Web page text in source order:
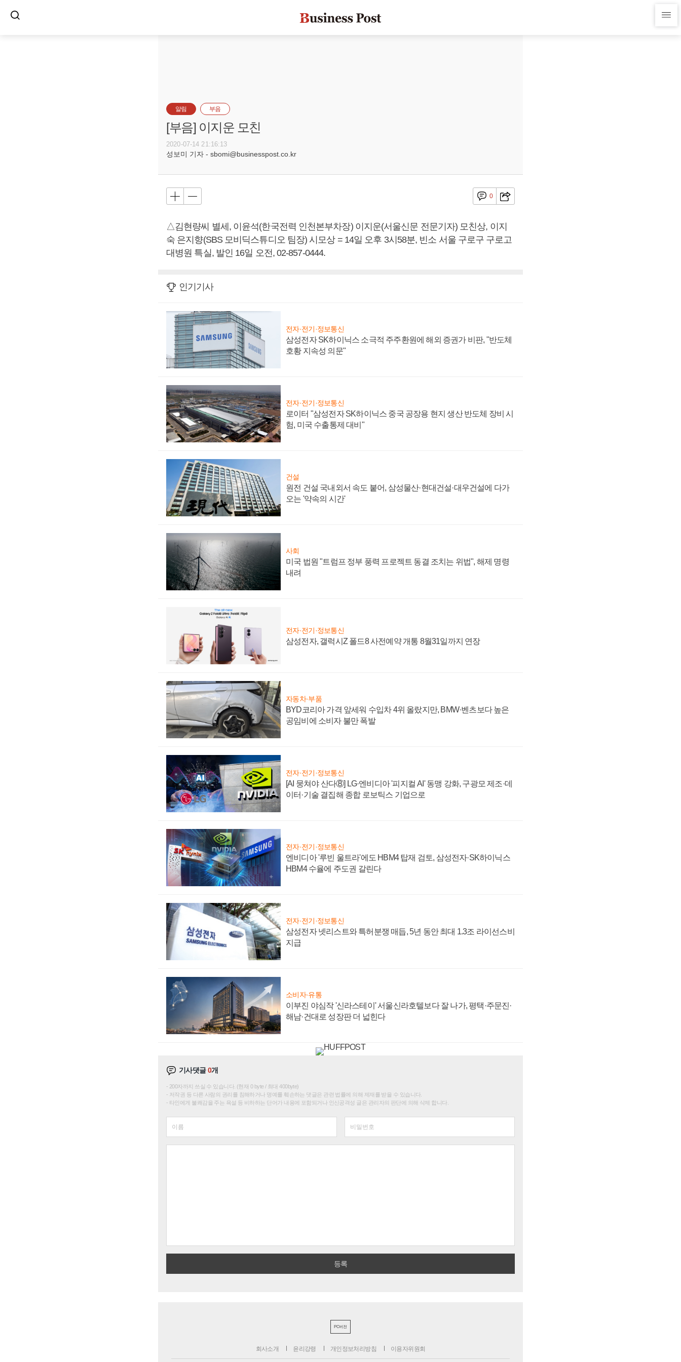
알림 부음
[부음] 이지운 모친
2020-07-14 21:16:13
성보미 기자 - sbomi@businesspost.co.kr
0
△김현량씨 별세, 이윤석(한국전력 인천본부차장) 이지운(서울신문 전문기자) 모친상, 이지
숙 은지향(SBS 모비딕스튜디오 팀장) 시모상 = 14일 오후 3시58분, 빈소 서울 구로구 구로고
대병원 특실, 발인 16일 오전, 02-857-0444.
인기기사
전자·전기·정보통신
삼성전자 SK하이닉스 소극적 주주환원에 해외 증권가 비판, "반도체
호황 지속성 의문"
전자·전기·정보통신
로이터 "삼성전자 SK하이닉스 중국 공장용 현지 생산 반도체 장비 시
험, 미국 수출통제 대비"
건설
원전 건설 국내외서 속도 붙어, 삼성물산·현대건설·대우건설에 다가
오는 '약속의 시간'
사회
미국 법원 "트럼프 정부 풍력 프로젝트 동결 조치는 위법", 해제 명령
내려
전자·전기·정보통신
삼성전자, 갤럭시Z 폴드8 사전예약 개통 8월31일까지 연장
자동차·부품
BYD코리아 가격 앞세워 수입차 4위 올랐지만, BMW·벤츠보다 높은
공임비에 소비자 불만 폭발
전자·전기·정보통신
[AI 뭉쳐야 산다⑧] LG·엔비디아 '피지컬 AI' 동맹 강화, 구광모 제조·데
이터·기술 결집해 종합 로보틱스 기업으로
전자·전기·정보통신
엔비디아 '루빈 울트라'에도 HBM4 탑재 검토, 삼성전자·SK하이닉스
HBM4 수율에 주도권 갈린다
전자·전기·정보통신
삼성전자 넷리스트와 특허분쟁 매듭, 5년 동안 최대 1.3조 라이선스비
지급
소비자·유통
이부진 야심작 '신라스테이' 서울신라호텔보다 잘 나가, 평택·주문진·
해남·건대로 성장판 더 넓힌다
기사댓글0개
200자까지 쓰실 수 있습니다. (현재 0 byte / 최대 400byte)
저작권 등 다른 사람의 권리를 침해하거나 명예를 훼손하는 댓글은 관련 법률에 의해 제재를 받을 수 있습니다.
타인에게 불쾌감을 주는 욕설 등 비하하는 단어가 내용에 포함되거나 인신공격성 글은 관리자의 판단에 의해 삭제 합니다.
PC버전
회사소개 윤리강령 개인정보처리방침 이용자위원회